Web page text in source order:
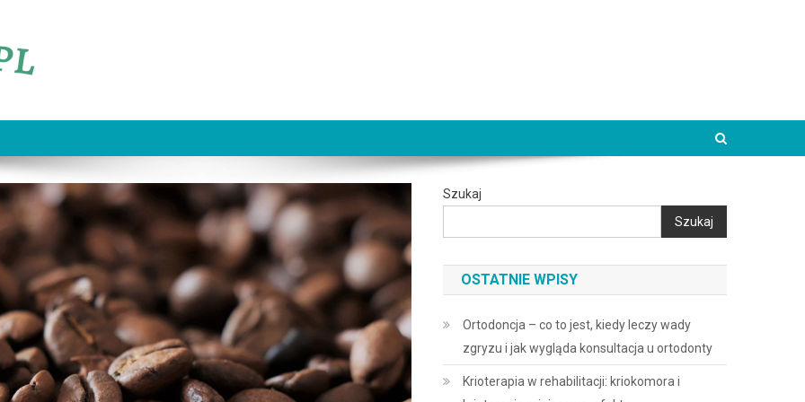
Szukaj
Szukaj
OSTATNIE WPISY
Ortodoncja – co to jest, kiedy leczy wady
zgryzu i jak wygląda konsultacja u ortodonty
Krioterapia w rehabilitacji: kriokomora i